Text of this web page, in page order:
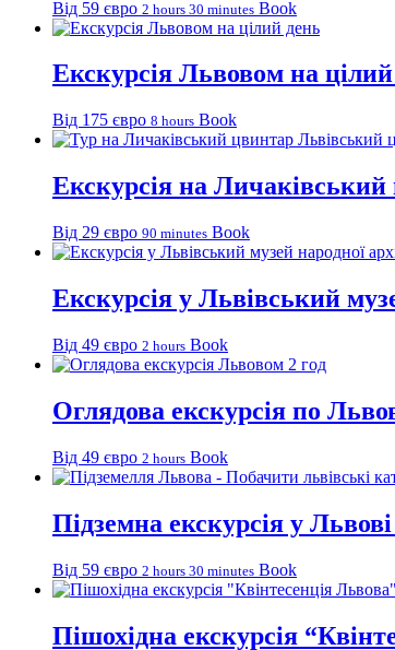
Від 59 євро 2 hours 30 minutes Book
Екскурсія Львовом на
Від 175 євро 8 hours Book
Екскурсія на
Від 29 євро 90 minutes Book
Екскурсія у Львівський
Від 49 євро 2 hours Book
Оглядова екскурсія по
Від 49 євро 2 hours Book
Підземна екскурсія у
Від 59 євро 2 hours 30 minutes Book
Пішохідна екскурсія